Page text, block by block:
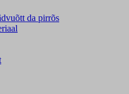
da pirrõs